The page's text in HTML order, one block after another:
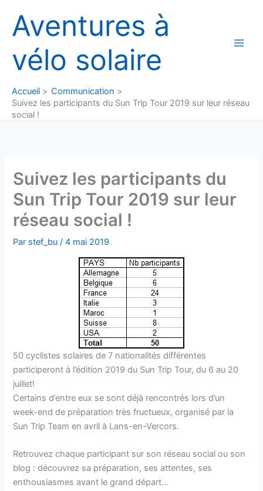
contenu
Aventures à
vélo solaire
Accueil
Communication
Suivez les participants du Sun Trip Tour 2019 sur leur réseau
social !
Suivez les participants du
Sun Trip Tour 2019 sur leur
réseau social !
Par stef_bu/4 mai 2019
50 cyclistes solaires de 7 nationalités différentes
participeront à l’édition 2019 du Sun Trip Tour, du 6 au 20
juillet!
Certains d’entre eux se sont déjà rencontrés lors d’un
week-end de préparation très fructueux, organisé par la
Sun Trip Team en avril à Lans-en-Vercors.
Retrouvez chaque participant sur son réseau social ou son
blog : découvrez sa préparation, ses attentes, ses
enthousiasmes avant le grand départ…